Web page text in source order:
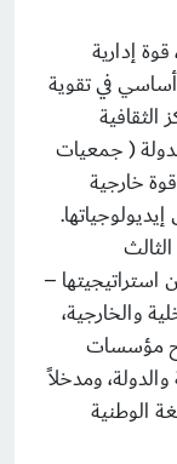
إدارية
في تقوية
الثقافية
( جمعيات
خارجية
استراتيجيتها –
والخارجية،
مؤسسات
ومدخلاً
الوطنية